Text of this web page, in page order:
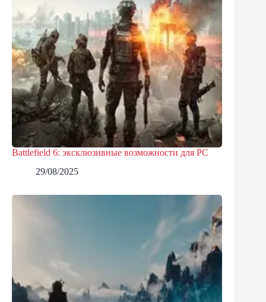
Battlefield 6: эксклюзивные возможности для PC
29/08/2025